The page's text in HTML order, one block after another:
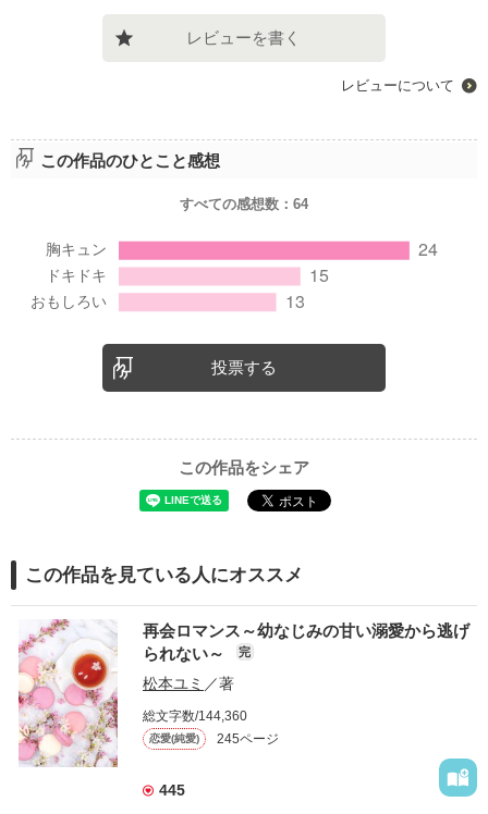
レビューを書く
レビューについて
この作品のひとこと感想
すべての感想数： 64
投票する
この作品をシェア
この作品を見ている人にオススメ
再会ロマンス～幼なじみの甘い溺愛から逃げ
られない～
完
松本ユミ ／著
総文字数/144,360
恋愛(純愛) 245ページ
445